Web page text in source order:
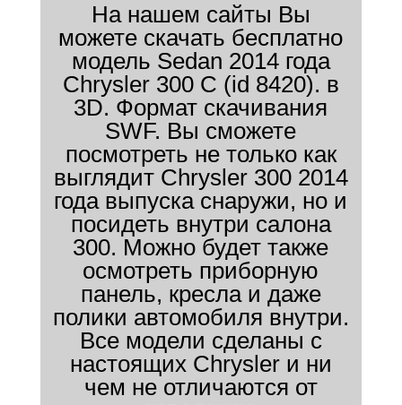
На нашем сайты Вы
можете скачать бесплатно
модель Sedan 2014 года
Chrysler 300 C (id 8420). в
3D. Формат скачивания
SWF. Вы сможете
посмотреть не только как
выглядит Chrysler 300 2014
года выпуска снаружи, но и
посидеть внутри салона
300. Можно будет также
осмотреть приборную
панель, кресла и даже
полики автомобиля внутри.
Все модели сделаны с
настоящих Chrysler и ни
чем не отличаются от